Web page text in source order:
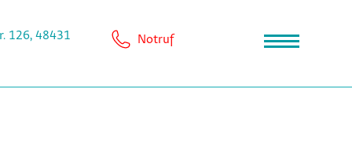
126, 48431 Notruf